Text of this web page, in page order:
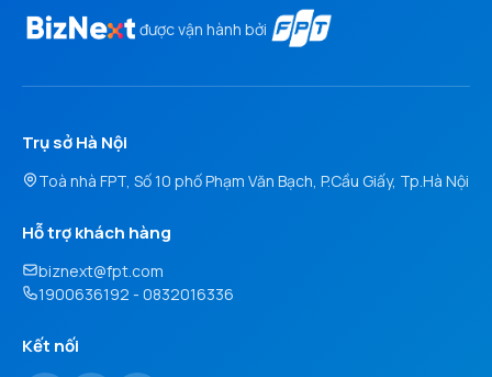
được vận hành bởi
Trụ sở Hà Nội
Toà nhà FPT, Số 10 phố Phạm Văn Bạch, P.Cầu Giấy, Tp.Hà Nội
Hỗ trợ khách hàng
biznext@fpt.com
1900636192 - 0832016336
Kết nối